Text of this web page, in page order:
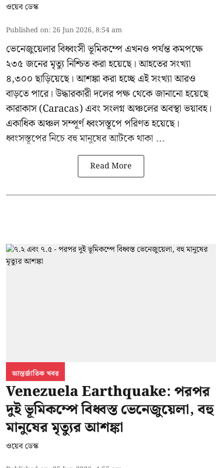
ওয়েব ডেস্ক
Published on: 26 Jun 2026, 8:54 am
ভেনেজুয়েলার বিধ্বংসীভূমিকম্পেএখনও পর্যন্ত কমপক্ষে
২৩৫ জনের মৃত্যু নিশ্চিত করা হয়েছে। আহতের সংখ্যা
৪,৩০০ ছাড়িয়েছে। আশঙ্কা করা হচ্ছে এই সংখ্যা আরও
বাড়তে পারে। উদ্ধারকারী দলের পক্ষ থেকে জানানো হয়েছে
কারাকাস (Caracas) এবং সংলগ্ন অঞ্চলের অবস্থা ভয়াবহ।
একাধিক অঞ্চল সম্পূর্ণ ধ্বংসস্তূপে পরিণত হয়েছে।
ধ্বংসস্তূপের নিচে বহু মানুষের আটকে থাকা ...
Read More
আন্তর্জাতিক খবর
Venezuela Earthquake: পরপর
দুই ভূমিকম্পে বিধ্বস্ত ভেনেজুয়েলা, বহু
মানুষের মৃত্যুর আশঙ্কা
ওয়েব ডেস্ক